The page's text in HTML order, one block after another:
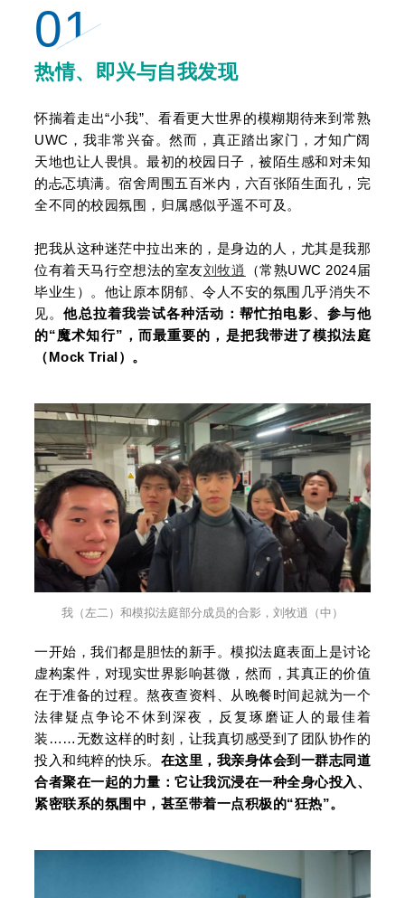
01
热情、即兴与自我发现
怀揣着走出“小我”、看看更大世界的模糊期待来到常熟
UWC，我非常兴奋。然而，真正踏出家门，才知广阔
天地也让人畏惧。最初的校园日子，被陌生感和对未知
的忐忑填满。宿舍周围五百米内，六百张陌生面孔，完
全不同的校园氛围，归属感似乎遥不可及。
把我从这种迷茫中拉出来的，是身边的人，尤其是我那
位有着天马行空想法的室友刘牧逍
（常熟UWC 2024届
毕业生）。 他让原本阴郁、令人不安的氛围几乎消失不
见。他总拉着我尝试各种活动：帮忙拍电影、参与他
的“魔术知行”，而最重要的，是把我带进了模拟法庭
（Mock Trial）。
我（左二）和模拟法庭部分成员的合影，刘牧逍（中）
一开始，我们都是胆怯的新手。模拟法庭表面上是讨论
虚构案件，对现实世界影响甚微，然而，其真正的价值
在于准备的过程。熬夜查资料、从晚餐时间起就为一个
法律疑点争论不休到深夜，反复琢磨证人的最佳着
装……无数这样的时刻，让我真切感受到了团队协作的
投入和纯粹的快乐。 在这里，我亲身体会到一群志同道
合者聚在一起的力量：它让我沉浸在一种全身心投入、
紧密联系的氛围中，甚至带着一点积极的“狂热”。